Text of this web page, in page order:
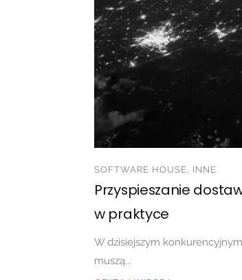
SOFTWARE HOUSE, INNE
Przyspieszanie
w praktyce
W dzisiejszym
muszą...